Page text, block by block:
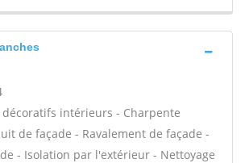
décoratifs intérieurs - Charpente
de façade - Ravalement de façade -
- Isolation par l'extérieur - Nettoyage